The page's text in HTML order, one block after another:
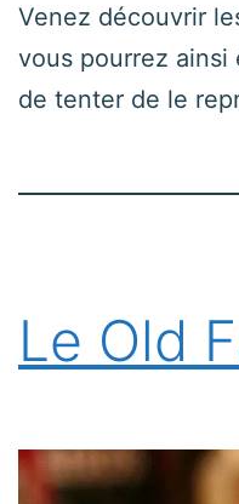
Venez découvrir
vous pourrez
de tenter de le
Le Old